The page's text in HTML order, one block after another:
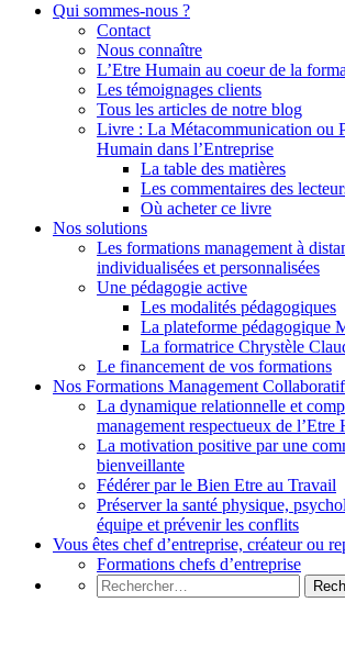
Qui sommes-nous ?
Contact
Nous connaître
L’Etre Humain au coeur de la
Les témoignages clients
Tous les articles de notre blog
Livre : La Métacommunication ou
Humain dans l’Entreprise
La table des matières
Les commentaires des
Où acheter ce livre
Nos solutions
Les formations management à
individualisées et personnalisées
Une pédagogie active
Les modalités pédagogiques
La plateforme pédagogique
La formatrice Chrystèle
Le financement de vos formations
Nos Formations Management Collaboratif
La dynamique relationnelle et
management respectueux de l’Etre
La motivation positive par une
bienveillante
Fédérer par le Bien Etre au Travail
Préserver la santé physique,
équipe et prévenir les conflits
Vous êtes chef d’entreprise, créateur ou
Formations chefs d’entreprise